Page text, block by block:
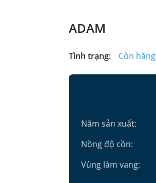
ADAM
Tình trạng: Còn hàng
Năm sản xuất:
Nồng độ cồn:
Vùng làm vang: